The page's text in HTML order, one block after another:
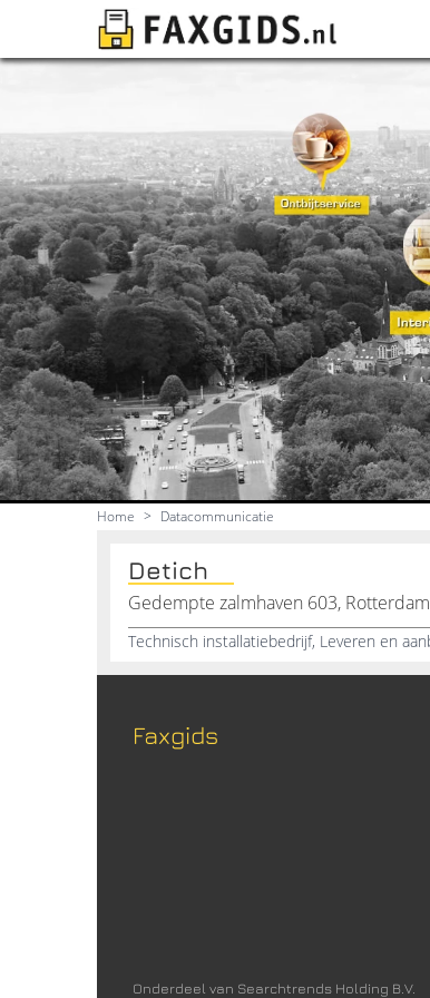
Home > Datacommunicatie
Detich
Gedempte zalmhaven 603, Rotterdam
Faxgids
Onderdeel van Searchtrends Holding B.V.